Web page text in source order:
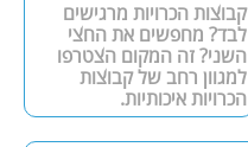
קבוצות הכרויות מרגישים
לבד? מחפשים את החצי
השני? זה המקום הצטרפו
למגוון רחב של קבוצות
הכרויות איכותיות.